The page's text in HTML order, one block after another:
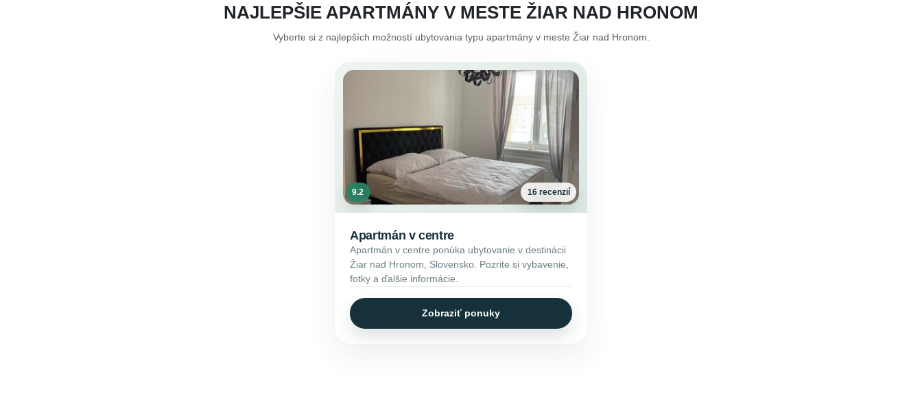
NAJLEPŠIE APARTMÁNY V MESTE ŽIAR NAD HRONOM
Vyberte si z najlepších možností ubytovania typu apartmány v meste Žiar nad Hronom.
9.2 16 recenzií
Apartmán v centre
Apartmán v centre ponúka ubytovanie v destinácii
Žiar nad Hronom, Slovensko. Pozrite si vybavenie,
fotky a ďalšie informácie.
Zobraziť ponuky